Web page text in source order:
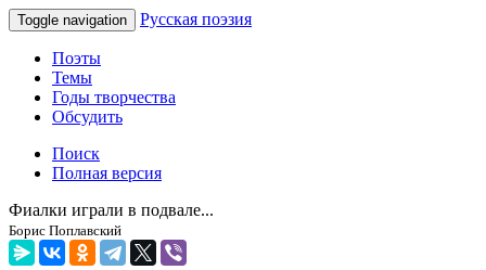
Toggle navigation Русская поэзия
Поэты
Темы
Годы творчества
Обсудить
Поиск
Полная версия
Фиалки играли в подвале...
Борис Поплавский